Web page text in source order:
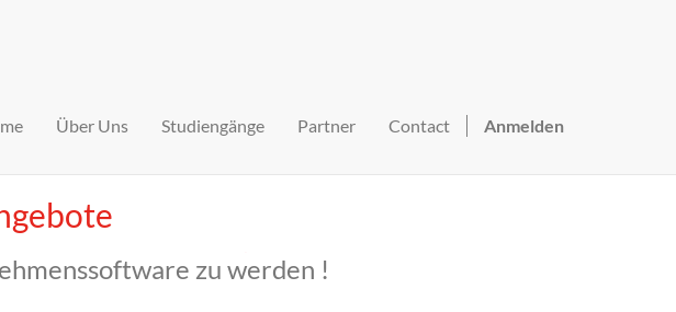
Über Uns Studiengänge Partner Contact Anmelden
zu werden !